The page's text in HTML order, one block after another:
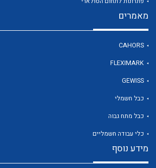
מאמרים
CAHORS
FLEXIMARK
GEWISS
כבל חשמלי
כבל מתח גבוה
כלי עבודה חשמליים
מידע נוסף